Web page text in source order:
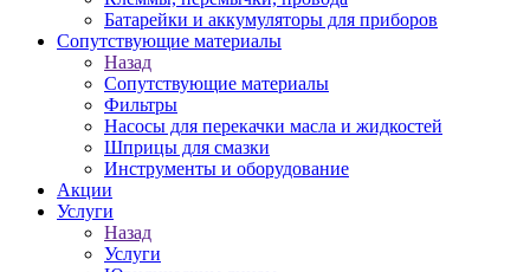
Батарейки и аккумуляторы для приборов
Сопутствующие материалы
Назад
Сопутствующие материалы
Фильтры
Насосы для перекачки масла и жидкостей
Шприцы для смазки
Инструменты и оборудование
Акции
Услуги
Назад
Услуги